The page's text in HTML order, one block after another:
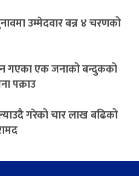
उम्मेदवार बन्न ४ चरणको
गएका एक जनाको बन्दुकको
पक्राउ
गरेको चार लाख बढिको